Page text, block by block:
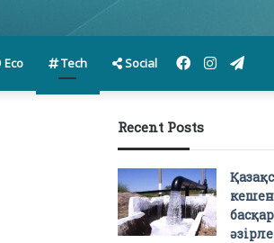
Eco Tech Social Facebook
Recent Posts